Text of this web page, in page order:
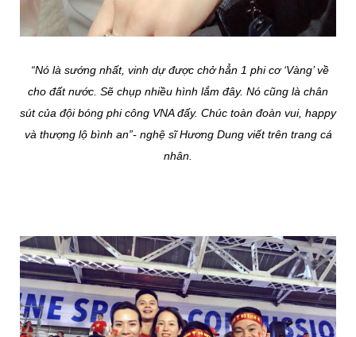
“Nó là sướng nhất, vinh dự được chở hẳn 1 phi cơ ‘Vàng’ về
cho đất nước. Sẽ chụp nhiều hình lắm đây. Nó cũng là chân
sút của đội bóng phi công VNA đấy. Chúc toàn đoàn vui, happy
và thượng lộ bình an”- nghệ sĩ Hương Dung viết trên trang cá
nhân.